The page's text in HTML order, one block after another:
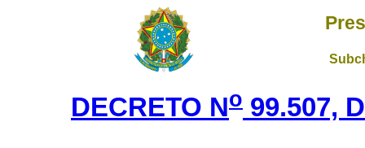
DECRETO No 99.507,